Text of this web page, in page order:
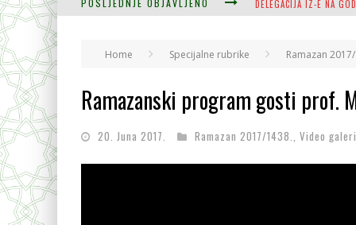
POSLJEDNJE OBJAVLJENO
Home Specijalne rubrike Ramazan
Ramazanski program gosti prof.
20. Juna 2017. Ramazan 2017/1438., Video